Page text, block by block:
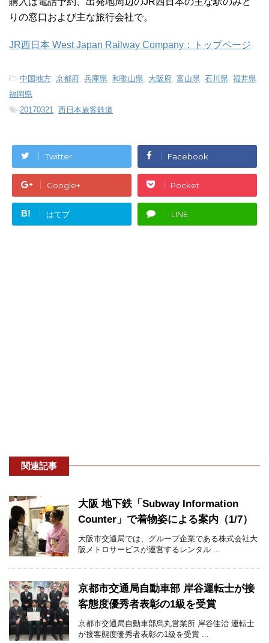
りの窓口および主な旅行会社で。
JR西日本 West Japan Railway Company：トップページ
-中国地方, 京都府, 兵庫県, 和歌山県, 大阪府, 富山県, 石川県, 福井県,
福岡県
-20170321, 西日本旅客鉄道
Twitter Facebook
Google+ Pocket
B! はてブ LINE
関連記事
大阪 地下鉄「Subway Information
Counter」で着物姿による案内（1/7）
大阪市交通局では、グループ企業である株式会社大
阪メトロサービスが運営するレンタル ...
京都市交通局自動車部 岸谷運転士が接
客態度優秀者表彰の1級を受賞
京都市交通局自動車部烏丸営業所 岸谷佳治 運転士
が接客態度優秀者表彰の1級を受賞 ...